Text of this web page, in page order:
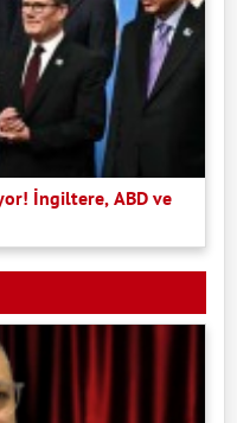
İngiltere, ABD ve